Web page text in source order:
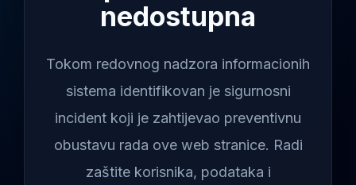
nedostupna
Tokom redovnog nadzora informacionih
sistema identifikovan je sigurnosni
incident koji je zahtijevao preventivnu
obustavu rada ove web stranice. Radi
zaštite korisnika, podataka i